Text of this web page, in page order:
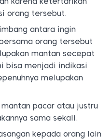
orang tersebut.
antara ingin
orang tersebut
mantan secepat
bisa menjadi indikasi
melupakan
pacar atau justru
sama sekali.
kepada orang lain